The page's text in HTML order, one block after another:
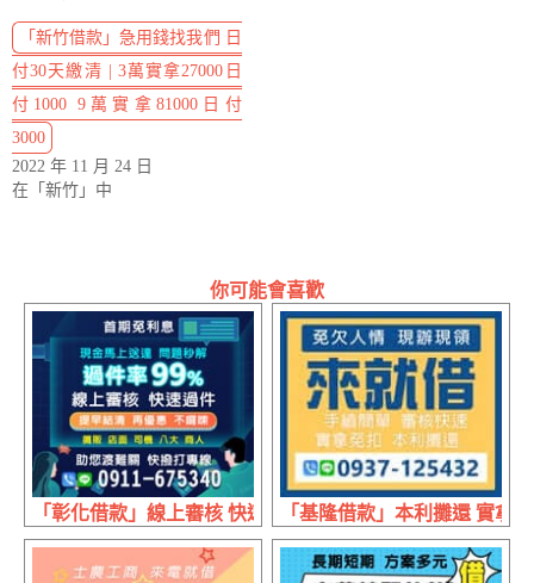
「新竹借款」急用錢找我們 日
付30天繳清 | 3萬實拿27000日
付1000 9萬實拿81000日付
3000
2022 年 11 月 24 日
在「新竹」中
你可能會喜歡
「彰化借款」線上審核 快速過件 | 現金馬上送達 問題秒解
「基隆借款」本利攤還 實拿